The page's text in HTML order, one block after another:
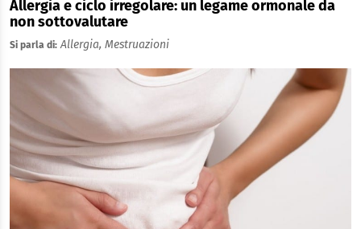
Allergia e ciclo irregolare: un legame ormonale da
non sottovalutare
Si parla di: Allergia, Mestruazioni